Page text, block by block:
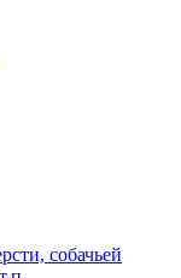
собачьей